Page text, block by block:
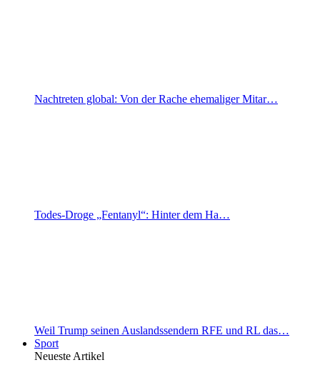
Nachtreten global: Von der Rache ehemaliger Mitar…
Todes-Droge „Fentanyl“: Hinter dem Ha…
Weil Trump seinen Auslandssendern RFE und RL das…
Sport
Neueste Artikel